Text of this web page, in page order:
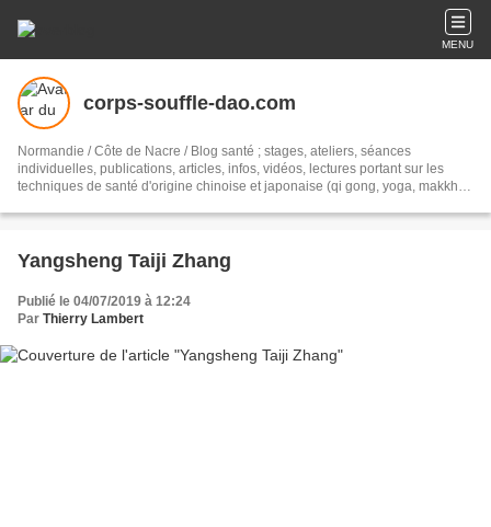
MENU
corps-souffle-dao.com
Normandie / Côte de Nacre / Blog santé ; stages, ateliers, séances
individuelles, publications, articles, infos, vidéos, lectures portant sur les
techniques de santé d'origine chinoise et japonaise (qi gong, yoga, makkho
Yangsheng Taiji Zhang
Publié le 04/07/2019 à 12:24
Par Thierry Lambert